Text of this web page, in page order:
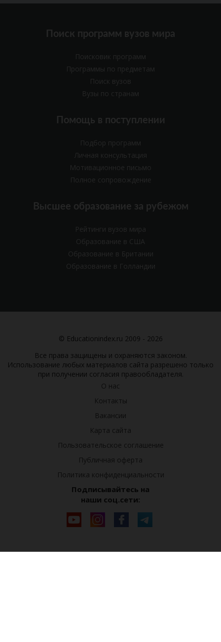
Поиск программ вузов мира
Поисковик программ
Программы по предметам
Поиск вузов
Вузы по странам
Помощь в поступлении
Подбор программ
Личная консультация
Мотивационное письмо
Полное сопровождение
Высшее образование за рубежом
Рейтинги вузов мира
Образование в США
Образование в Британии
Образование в Голландии
© Educationindex.ru 2009 - 2026
Все права защищены и охраняются законом.
Использование любых материалов сайта разрешено только
при получении согласия правообладателя.
О нас
Контакты
Вакансии
Карта сайта
Пользовательское соглашение
Публичная оферта
Политика конфиденциальности
Подписывайтесь на
наши соц.сети: